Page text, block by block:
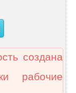
создана
рабочие